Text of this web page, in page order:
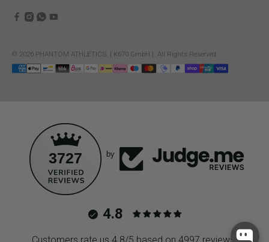
© 2026 PHANTOM ATHLETICS | K670 GmbH | All Rights Reserved
3727 by
4.8
Customers rate us 4.8/5 based on 4997 reviews.